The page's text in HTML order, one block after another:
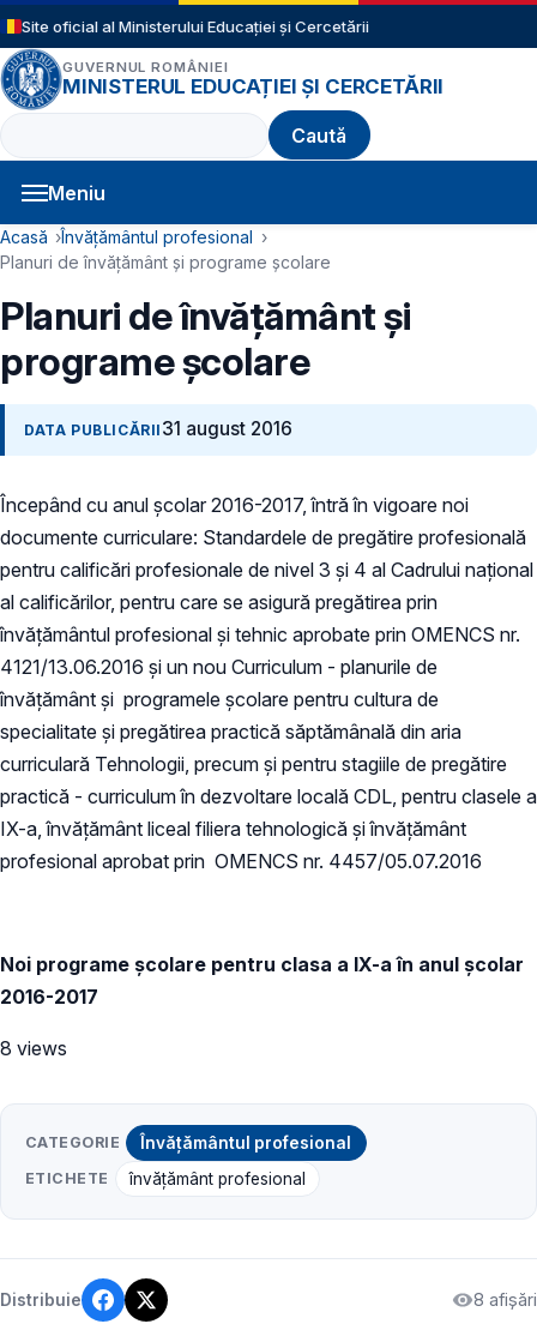
Sari la conținutul principal
Site oficial al Ministerului Educației și Cercetării
GUVERNUL ROMÂNIEI
MINISTERUL EDUCAȚIEI ȘI CERCETĂRII
Caută
Meniu
Navigație principală
Cale de navigare
Acasă
Învățământul profesional
Planuri de învățământ și programe școlare
Planuri de învățământ și
programe școlare
DATA PUBLICĂRII 31 august 2016
Începând cu anul școlar 2016-2017, întră în vigoare noi
documente curriculare: Standardele de pregătire profesională
pentru calificări profesionale de nivel 3 și 4 al Cadrului național
al calificărilor, pentru care se asigură pregătirea prin
învățământul profesional și tehnic aprobate prin OMENCS nr.
4121/13.06.2016 și un nou Curriculum - planurile de
învăţământ şi programele şcolare pentru cultura de
specialitate şi pregătirea practică săptămânală din aria
curriculară Tehnologii, precum şi pentru stagiile de pregătire
practică - curriculum în dezvoltare locală CDL, pentru clasele a
IX-a, învăţământ liceal filiera tehnologică şi învăţământ
profesional aprobat prin OMENCS nr. 4457/05.07.2016
Noi programe școlare pentru clasa a IX-a în anul școlar
2016-2017
8 views
CATEGORIE Învățământul profesional
ETICHETE învățământ profesional
Distribuie 8 afișări